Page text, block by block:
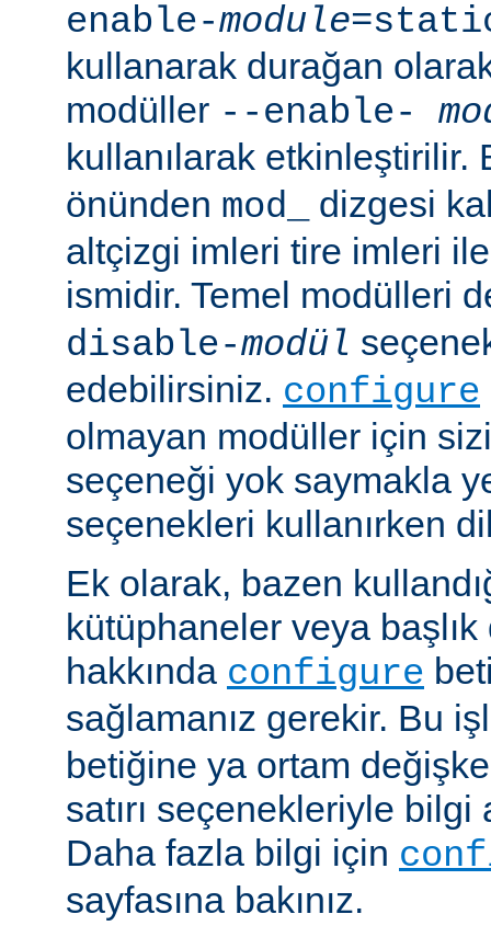
enable-module
kullanarak durağan
modüller --enable-
kullanılarak
önünden mod_
dizgesi
altçizgi imleri tire imleri
ismidir. Temel modülleri
disable-modül
edebilirsiniz. configure
olmayan modüller için
seçeneği yok saymakla
seçenekleri kullanırken
Ek olarak, bazen
kütüphaneler veya başlık
hakkında configure
sağlamanız gerekir. Bu
betiğine ya ortam
satırı seçenekleriyle bilgi
Daha fazla bilgi için
sayfasına bakınız.